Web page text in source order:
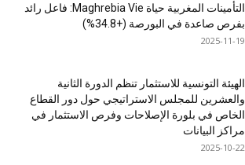
التأمينات المغربية حياة Maghrebia Vie: فاعل رائد
بفرص صاعدة في البورصة (+34.8%)
2025-11-19
الهيئة التونسية للاستثمار تنظم الدورة الثانية
والعشرين للمجلس الاستراتيجي حول دور القطاع
الخاص في بلورة الإصلاحات وفرص الاستثمار في
مراكز البيانات
2025-10-22